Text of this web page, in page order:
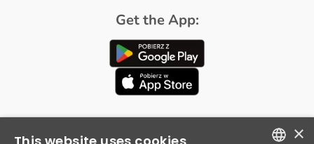
Get the App:
×